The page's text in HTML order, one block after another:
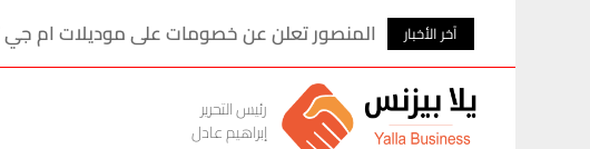
آخر الأخبار المنصور تعلن عن خصومات على موديلات ام جي تصل إلى
رئيس التحرير
إبراهيم عادل